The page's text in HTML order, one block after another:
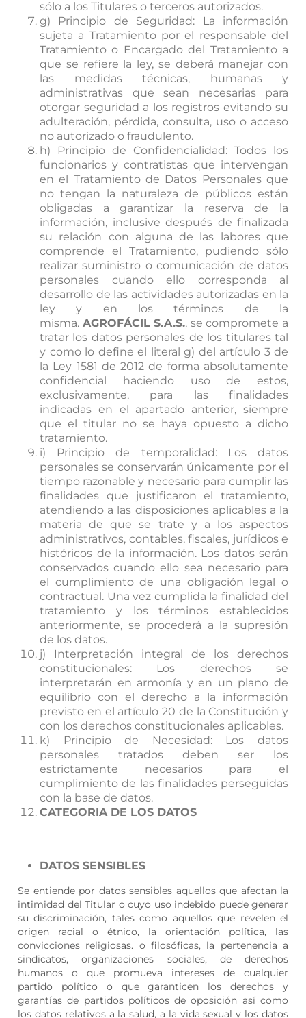
sólo a los Titulares o terceros autorizados.
g) Principio de Seguridad: La información
sujeta a Tratamiento por el responsable del
Tratamiento o Encargado del Tratamiento a
que se refiere la ley, se deberá manejar con
las medidas técnicas, humanas y
administrativas que sean necesarias para
otorgar seguridad a los registros evitando su
adulteración, pérdida, consulta, uso o acceso
no autorizado o fraudulento.
h) Principio de Confidencialidad: Todos los
funcionarios y contratistas que intervengan
en el Tratamiento de Datos Personales que
no tengan la naturaleza de públicos están
obligadas a garantizar la reserva de la
información, inclusive después de finalizada
su relación con alguna de las labores que
comprende el Tratamiento, pudiendo sólo
realizar suministro o comunicación de datos
personales cuando ello corresponda al
desarrollo de las actividades autorizadas en la
ley y en los términos de la
misma. AGROFÁCIL S.A.S., se compromete a
tratar los datos personales de los titulares tal
y como lo define el literal g) del artículo 3 de
la Ley 1581 de 2012 de forma absolutamente
confidencial haciendo uso de estos,
exclusivamente, para las finalidades
indicadas en el apartado anterior, siempre
que el titular no se haya opuesto a dicho
tratamiento.
i) Principio de temporalidad: Los datos
personales se conservarán únicamente por el
tiempo razonable y necesario para cumplir las
finalidades que justificaron el tratamiento,
atendiendo a las disposiciones aplicables a la
materia de que se trate y a los aspectos
administrativos, contables, fiscales, jurídicos e
históricos de la información. Los datos serán
conservados cuando ello sea necesario para
el cumplimiento de una obligación legal o
contractual. Una vez cumplida la finalidad del
tratamiento y los términos establecidos
anteriormente, se procederá a la supresión
de los datos.
j) Interpretación integral de los derechos
constitucionales: Los derechos se
interpretarán en armonía y en un plano de
equilibrio con el derecho a la información
previsto en el artículo 20 de la Constitución y
con los derechos constitucionales aplicables.
k) Principio de Necesidad: Los datos
personales tratados deben ser los
estrictamente necesarios para el
cumplimiento de las finalidades perseguidas
con la base de datos.
CATEGORIA DE LOS DATOS
DATOS SENSIBLES
Se entiende por datos sensibles aquellos que afectan la
intimidad del Titular o cuyo uso indebido puede generar
su discriminación, tales como aquellos que revelen el
origen racial o étnico, la orientación política, las
convicciones religiosas. o filosóficas, la pertenencia a
sindicatos, organizaciones sociales, de derechos
humanos o que promueva intereses de cualquier
partido político o que garanticen los derechos y
garantías de partidos políticos de oposición así como
los datos relativos a la salud, a la vida sexual y los datos